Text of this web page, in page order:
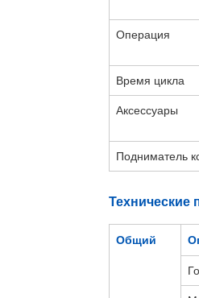
Операция
Время цикла
Аксессуары
Подниматель
Технические
Общий